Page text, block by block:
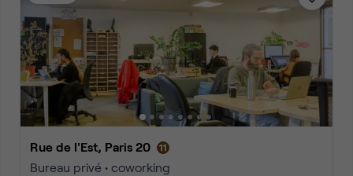
Rue de l'Est, Paris 20
Bureau privé • coworking